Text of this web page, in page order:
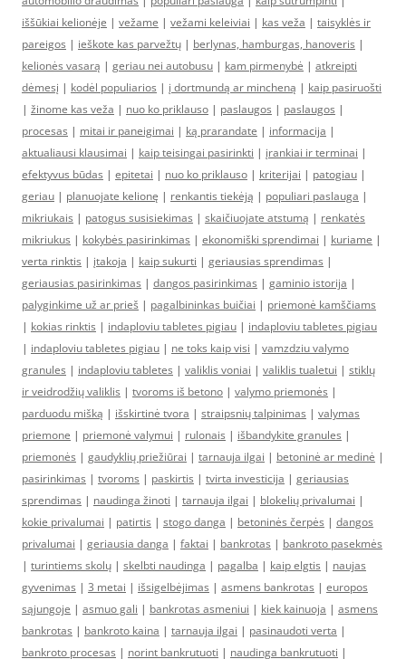
iššūkiai kelionėje | vežame | vežami keleiviai | kas veža | taisyklės ir
pareigos | ieškote kas parvežtų | berlynas, hamburgas, hanoveris |
kelionės vasarą | geriau nei autobusu | kam pirmenybė | atkreipti
dėmesį | kodėl populiarios | į dortmundą ar mincheną | kaip pasiruošti
| žinome kas veža | nuo ko priklauso | paslaugos | paslaugos |
procesas | mitai ir paneigimai | ką prarandate | informacija |
aktualiausi klausimai | kaip teisingai pasirinkti | įrankiai ir terminai |
efektyvus būdas | epitetai | nuo ko priklauso | kriterijai | patogiau |
geriau | planuojate kelionę | renkantis tiekėją | populiari paslauga |
mikriukais | patogus susisiekimas | skaičiuojate atstumą | renkatės
mikriukus | kokybės pasirinkimas | ekonomiški sprendimai | kuriame |
verta rinktis | įtakoja | kaip sukurti | geriausias sprendimas |
geriausias pasirinkimas | dangos pasirinkimas | gaminio istorija |
palyginkime už ar prieš | pagalbininkas buičiai | priemonė kamščiams
| kokias rinktis | indaploviu tabletes pigiau | indaploviu tabletes pigiau
| indaploviu tabletes pigiau | ne toks kaip visi | vamzdziu valymo
granules | indaploviu tabletes | valiklis voniai | valiklis tualetui | stiklų
ir veidrodžių valiklis | tvoroms iš betono | valymo priemonės |
parduodu mišką | išskirtinė tvora | straipsnių talpinimas | valymas
priemone | priemonė valymui | rulonais | išbandykite granules |
priemonės | gaudyklių priežiūrai | tarnauja ilgai | betoninė ar medinė |
pasirinkimas | tvoroms | paskirtis | tvirta investicija | geriausias
sprendimas | naudinga žinoti | tarnauja ilgai | blokelių privalumai |
kokie privalumai | patirtis | stogo danga | betoninės čerpės | dangos
privalumai | geriausia danga | faktai | bankrotas | bankroto pasekmės
| turintiems skolų | skelbti naudinga | pagalba | kaip elgtis | naujas
gyvenimas | 3 metai | išsigelbėjimas | asmens bankrotas | europos
sąjungoje | asmuo gali | bankrotas asmeniui | kiek kainuoja | asmens
bankrotas | bankroto kaina | tarnauja ilgai | pasinaudoti verta |
bankroto procesas | norint bankrutuoti | naudinga bankrutuoti |